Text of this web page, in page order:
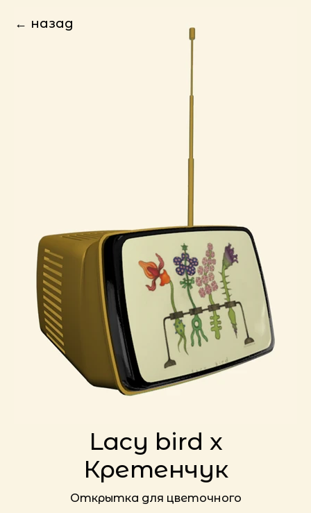
← назад
Lacy bird x
Кретенчук
Открытка для цветочного